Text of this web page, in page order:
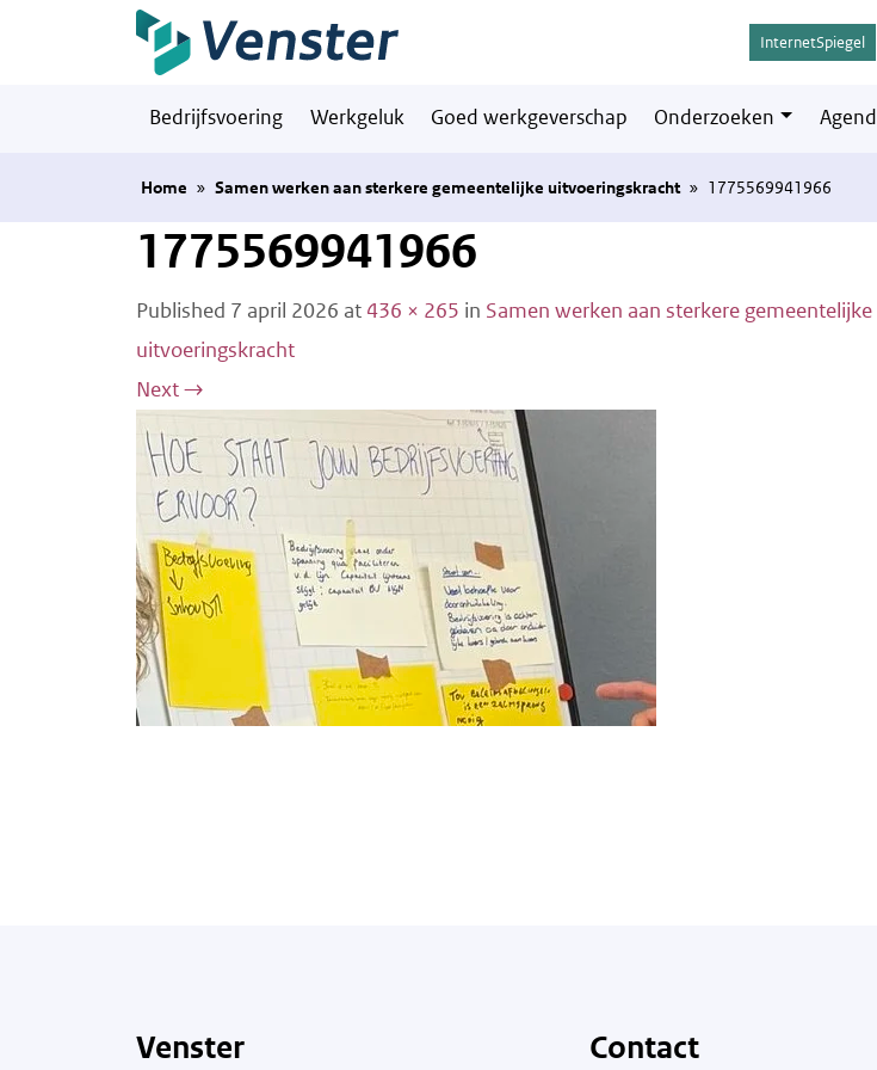
Naar hoofdinhoud
InternetSpiegel
Bedrijfsvoering Werkgeluk Goed werkgeverschap Onderzoeken
Home » Samen werken aan sterkere gemeentelijke uitvoeringskracht » 1775569941966
1775569941966
Published 7 april 2026 at 436 × 265 in Samen werken aan sterkere gemeentelijke
uitvoeringskracht
Next→
Venster Contact